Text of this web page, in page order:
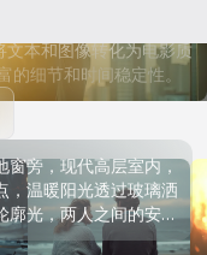
文本和图像转化为电影质
的细节和时间稳定性。
窗旁，现代高层室内，
，温暖阳光透过玻璃洒
廓光，两人之间的安静
图，浅景深，柔和暖色